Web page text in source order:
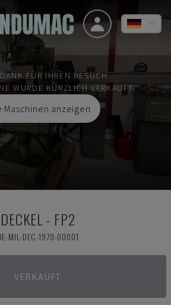
FÜR IHREN BESUCH
WURDE KÜRZLICH VERKAUFT.
Maschinen anzeigen
DECKEL - FP2
MIL-DEC-1979-00001
VERKAUFT